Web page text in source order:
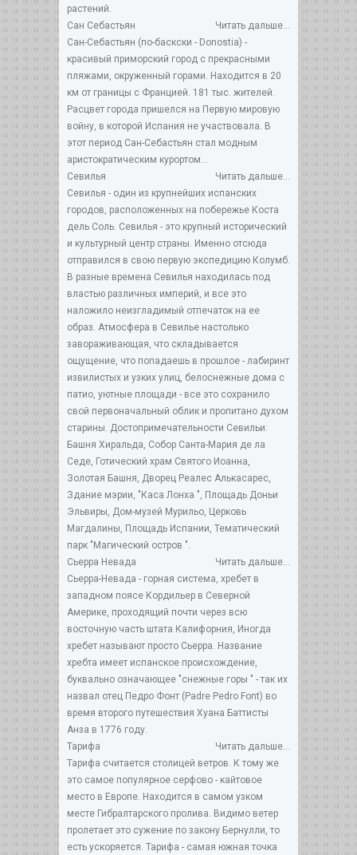
растений.
Читать дальше...
Сан Себастьян
Сан-Себастьян (по-баскски - Donostia) -
красивый приморский город с прекрасными
пляжами, окруженный горами. Находится в 20
км от границы с Францией. 181 тыс. жителей.
Расцвет города пришелся на Первую мировую
войну, в которой Испания не участвовала. В
этот период Сан-Себастьян стал модным
аристократическим курортом...
Читать дальше...
Севилья
Севилья - один из крупнейших испанских
городов, расположенных на побережье Коста
дель Соль. Севилья - это крупный исторический
и культурный центр страны. Именно отсюда
отправился в свою первую экспедицию Колумб.
В разные времена Севилья находилась под
властью различных империй, и все это
наложило неизгладимый отпечаток на ее
образ. Атмосфера в Севилье настолько
завораживающая, что складывается
ощущение, что попадаешь в прошлое - лабиринт
извилистых и узких улиц, белоснежные дома с
патио, уютные площади - все это сохранило
свой первоначальный облик и пропитано духом
старины. Достопримечательности Севильи:
Башня Хиральда, Собор Санта-Мария де ла
Седе, Готический храм Святого Иоанна,
Золотая Башня, Дворец Реалес Алькасарес,
Здание мэрии, "Каса Лонха ", Площадь Доньи
Эльвиры, Дом-музей Мурильо, Церковь
Магдалины, Площадь Испании, Тематический
парк "Магический остров ".
Читать дальше...
Сьерра Невада
Сьерра-Невада - горная система, хребет в
западном поясе Кордильер в Северной
Америке, проходящий почти через всю
восточную часть штата Калифорния, Иногда
хребет называют просто Сьерра. Название
хребта имеет испанское происхождение,
буквально означающее "снежные горы " - так их
назвал отец Педро Фонт (Padre Pedro Font) во
время второго путешествия Хуана Баттисты
Анза в 1776 году.
Читать дальше...
Тарифа
Тарифа считается столицей ветров. К тому же
это самое популярное серфово - кайтовое
место в Европе. Находится в самом узком
месте Гибралтарского пролива. Видимо ветер
пролетает это сужение по закону Бернулли, то
есть ускоряется. Тарифа - самая южная точка